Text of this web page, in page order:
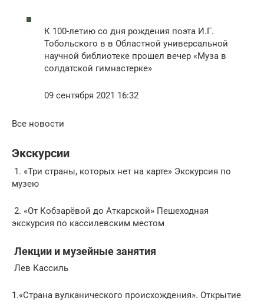
К 100-летию со дня рождения поэта И.Г.
Тобольского в в Областной универсальной
научной библиотеке прошел вечер «Муза в
солдатской гимнастерке»
09 сентября 2021 16:32
Все новости
Экскурсии
1. «Три страны, которых нет на карте» Экскурсия по
музею
2. «От Кобзарёвой до Аткарской» Пешеходная
экскурсия по кассилевским местом
Лекции и музейные занятия
Лев Кассиль
1.«Страна вулканического происхождения». Открытие